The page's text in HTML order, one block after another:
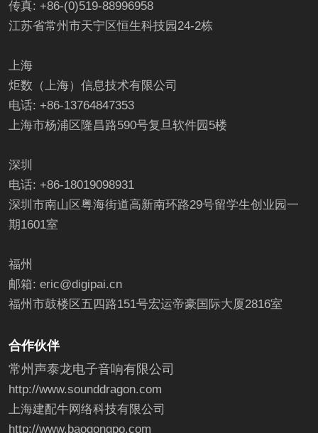
传真: +86-(0)519-88996958
江苏省常州市天宁区恒生科技园24-2栋
上海
炬数（上海）信息技术有限公司
电话: +86-13764847353
上海市杨浦区隆昌路590号复旦软件园5楼
深圳
电话: +86-18019098931
深圳市南山区粤海街道高新南环路29号留学生创业园一
期1601室
福州
邮箱: eric@digipai.cn
福州市鼓楼区五四路151号宏运帝豪国际大厦2816室
合作伙伴
常州声泰龙电子音响有限公司
http://www.sounddragon.com
上海建配牛网络科技有限公司
http://www.baogongpo.com